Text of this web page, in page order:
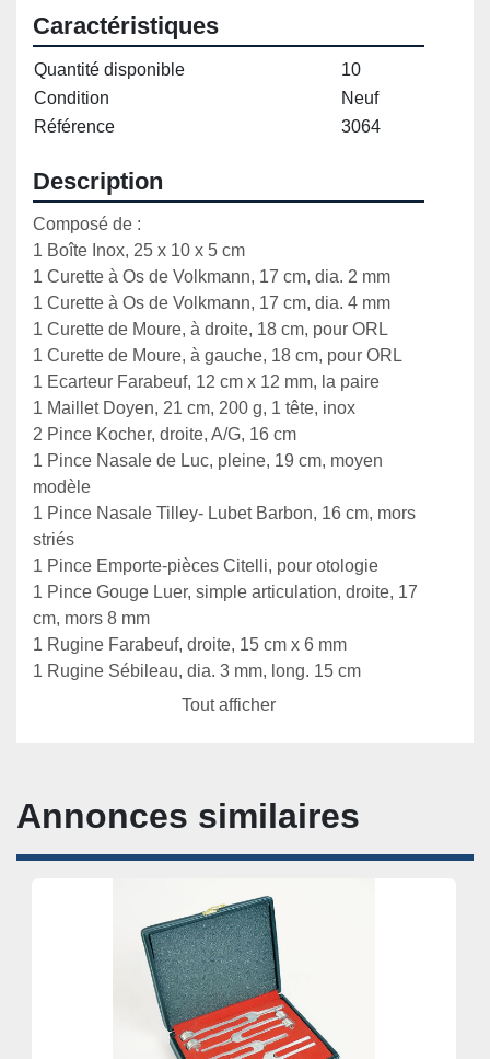
Caractéristiques
Quantité disponible
10
Condition
Neuf
Référence
3064
Description
Composé de :
1 Boîte Inox, 25 x 10 x 5 cm
1 Curette à Os de Volkmann, 17 cm, dia. 2 mm
1 Curette à Os de Volkmann, 17 cm, dia. 4 mm
1 Curette de Moure, à droite, 18 cm, pour ORL
1 Curette de Moure, à gauche, 18 cm, pour ORL
1 Ecarteur Farabeuf, 12 cm x 12 mm, la paire
1 Maillet Doyen, 21 cm, 200 g, 1 tête, inox
2 Pince Kocher, droite, A/G, 16 cm
1 Pince Nasale de Luc, pleine, 19 cm, moyen
modèle
1 Pince Nasale Tilley- Lubet Barbon, 16 cm, mors
striés
1 Pince Emporte-pièces Citelli, pour otologie
1 Pince Gouge Luer, simple articulation, droite, 17
cm, mors 8 mm
1 Rugine Farabeuf, droite, 15 cm x 6 mm
1 Rugine Sébileau, dia. 3 mm, long. 15 cm
1 Spéculum à fil Palmer, 55 mm
1.5 mm
Tout afficher
Annonces similaires